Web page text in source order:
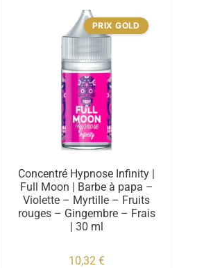
PRIX GOLD
Concentré Hypnose Infinity |
Full Moon | Barbe à papa –
Violette – Myrtille – Fruits
rouges – Gingembre – Frais
| 30 ml
10,32 €